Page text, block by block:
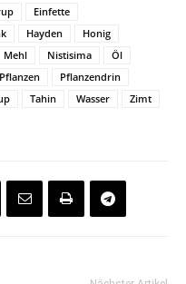
Einfette
Hayden
Honig
Mehl Nistisima
Öl
Pflanzen
Pflanzendrin
Tahin Wasser
Zimt